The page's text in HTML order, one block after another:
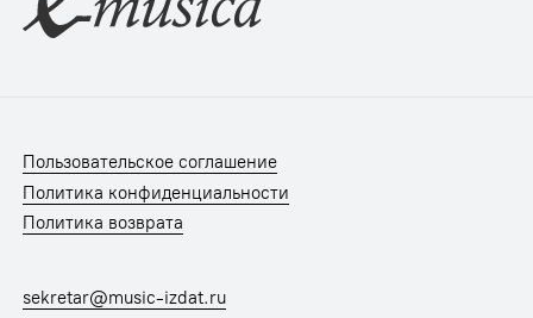
Пользовательское соглашение
Политика конфиденциальности
Политика возврата
sekretar@music-izdat.ru